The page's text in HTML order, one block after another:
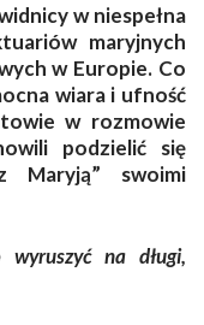
w niespełna
maryjnych
w Europie. Co
wiara i ufność
w rozmowie
podzielić się
Maryją” swoimi
wyruszyć na długi,